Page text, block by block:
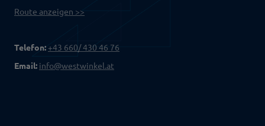
Route anzeigen >>
Telefon: +43 660/ 430 46 76
Email: info@westwinkel.at